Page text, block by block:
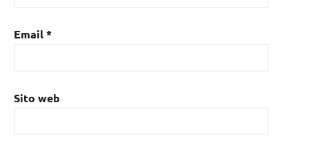
Email*
Sito web